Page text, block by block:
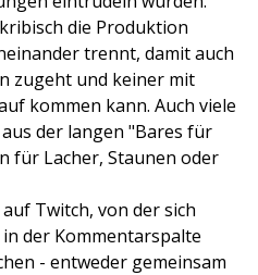
die Produktion
trennt, damit auch
zugeht und keiner mit
kommen kann. Auch viele
der langen "Bares für
für Lacher, Staunen oder
Twitch, von der sich
der Kommentarspalte
- entweder gemeinsam